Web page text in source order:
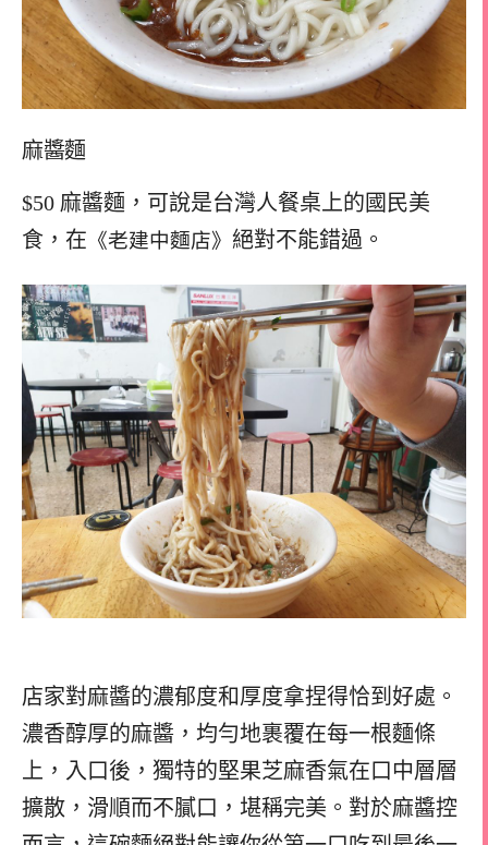
麻醬麵
$50 麻醬麵，可說是台灣人餐桌上的國民美
食，在 《老建中麵店》 絕對不能錯過。
店家對麻醬的濃郁度和厚度拿捏得恰到好處。
濃香醇厚的麻醬，均勻地裹覆在每一根麵條
上，入口後，獨特的堅果芝麻香氣在口中層層
擴散，滑順而不膩口，堪稱完美。對於麻醬控